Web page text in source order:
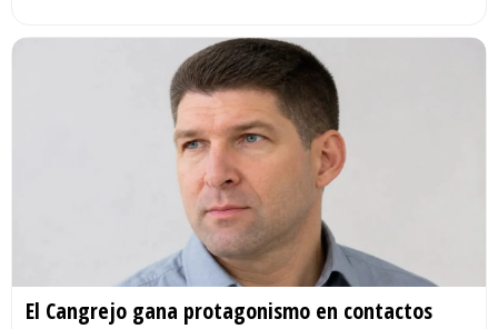
El Cangrejo gana protagonismo en contactos